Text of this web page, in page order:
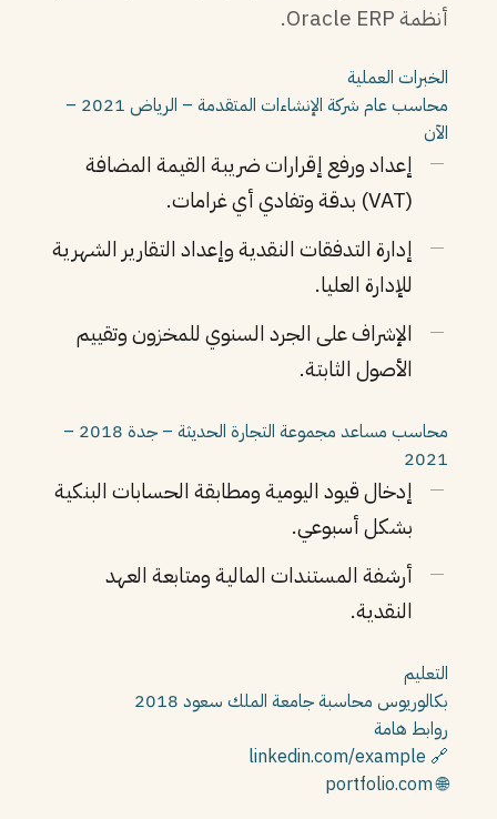
أنظمة Oracle ERP.
الخبرات العملية
محاسب عام شركة الإنشاءات المتقدمة – الرياض
2021 –
الآن
إعداد ورفع إقرارات ضريبة القيمة المضافة
(VAT) بدقة وتفادي أي غرامات.
إدارة التدفقات النقدية وإعداد التقارير الشهرية
للإدارة العليا.
الإشراف على الجرد السنوي للمخزون وتقييم
الأصول الثابتة.
محاسب مساعد مجموعة التجارة الحديثة – جدة
2018 –
2021
إدخال قيود اليومية ومطابقة الحسابات البنكية
بشكل أسبوعي.
أرشفة المستندات المالية ومتابعة العهد
النقدية.
التعليم
بكالوريوس محاسبة جامعة الملك سعود 2018
روابط هامة
🔗 linkedin.com/example
🌐 portfolio.com